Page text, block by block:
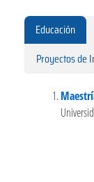
Educación
Proyectos de